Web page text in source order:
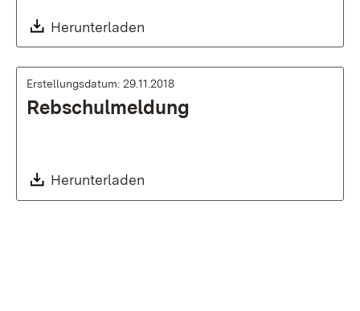
Download:
Herunterladen
Erstellungsdatum: 29.11.2018
Rebschulmeldung
Download:
Herunterladen